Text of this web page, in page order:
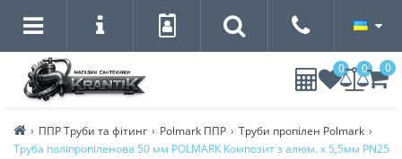
0 0 0
ППР Труби та фітинг Polmark ППР
Труби пропілен Polmark
Труба поліпропіленова 50 мм POLMARK Композит з алюм. х 5,5мм PN25